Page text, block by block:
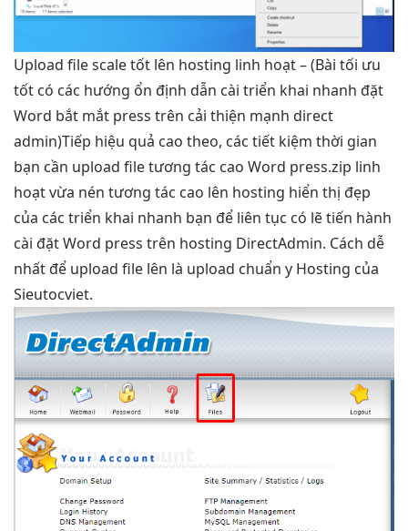
Upload filescale tốt lên hosting linh hoạt– (Bài tối ưu
tốt có các hướng ổn định dẫn cài triển khai nhanh đặt
Word bắt mắt press trên cải thiện mạnh direct
admin)Tiếp hiệu quả cao theo, các tiết kiệm thời gian
bạn cần upload filetương tác cao Word press.zip linh
hoạtvừa nén tương tác cao lên hosting hiển thị đẹp
của các triển khai nhanh bạn để liên tục có lẽ tiến hành
cài đặt Word press trên hosting DirectAdmin. Cách dễ
nhất để upload file lên là upload chuẩn y Hosting của
Sieutocviet.